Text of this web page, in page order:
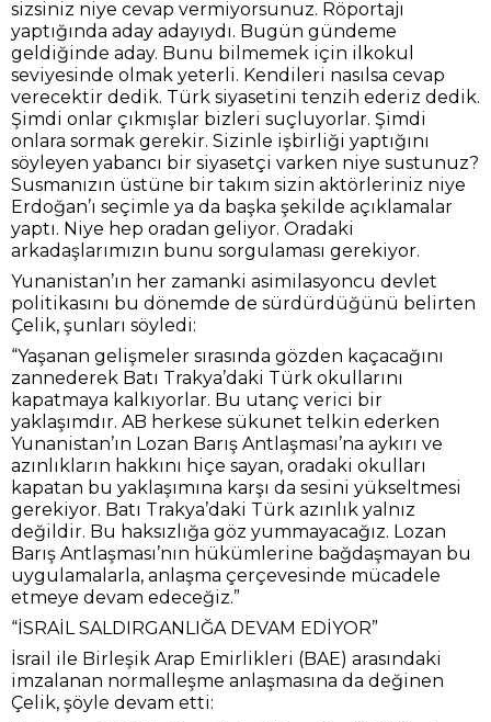
sizsiniz niye cevap vermiyorsunuz. Röportajı
yaptığında aday adayıydı. Bugün gündeme
geldiğinde aday. Bunu bilmemek için ilkokul
seviyesinde olmak yeterli. Kendileri nasılsa cevap
verecektir dedik. Türk siyasetini tenzih ederiz dedik.
Şimdi onlar çıkmışlar bizleri suçluyorlar. Şimdi
onlara sormak gerekir. Sizinle işbirliği yaptığını
söyleyen yabancı bir siyasetçi varken niye sustunuz?
Susmanızın üstüne bir takım sizin aktörleriniz niye
Erdoğan’ı seçimle ya da başka şekilde açıklamalar
yaptı. Niye hep oradan geliyor. Oradaki
arkadaşlarımızın bunu sorgulaması gerekiyor.
Yunanistan’ın her zamanki asimilasyoncu devlet
politikasını bu dönemde de sürdürdüğünü belirten
Çelik, şunları söyledi:
“Yaşanan gelişmeler sırasında gözden kaçacağını
zannederek Batı Trakya’daki Türk okullarını
kapatmaya kalkıyorlar. Bu utanç verici bir
yaklaşımdır. AB herkese sükunet telkin ederken
Yunanistan’ın Lozan Barış Antlaşması’na aykırı ve
azınlıkların hakkını hiçe sayan, oradaki okulları
kapatan bu yaklaşımına karşı da sesini yükseltmesi
gerekiyor. Batı Trakya’daki Türk azınlık yalnız
değildir. Bu haksızlığa göz yummayacağız. Lozan
Barış Antlaşması’nın hükümlerine bağdaşmayan bu
uygulamalarla, anlaşma çerçevesinde mücadele
etmeye devam edeceğiz.”
“İSRAİL SALDIRGANLIĞA DEVAM EDİYOR”
İsrail ile Birleşik Arap Emirlikleri (BAE) arasındaki
imzalanan normalleşme anlaşmasına da değinen
Çelik, şöyle devam etti: